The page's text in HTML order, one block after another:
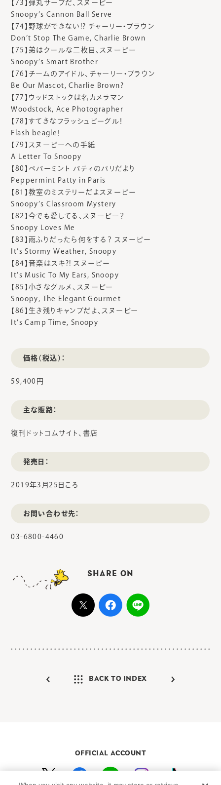
【73】弾丸サーブだ、スヌーピー
Snoopy’s Cannon Ball Serve
【74】野球ができない!? チャーリー・ブラウン
Don’t Stop The Game, Charlie Brown
【75】弟はクールな二枚目、スヌーピー
Snoopy’s Smart Brother
【76】チームのアイドル、チャーリー・ブラウン
Be Our Mascot, Charlie Brown?
【77】ウッドストックは名カメラマン
Woodstock, Ace Photographer
【78】すてきなフラッシュビーグル！
Flash beagle！
【79】スヌーピーへの手紙
A Letter To Snoopy
【80】ペパーミント パティのパリだより
Peppermint Patty in Paris
【81】教室のミステリーだよスヌーピー
Snoopy’s Classroom Mystery
【82】今でも愛してる、スヌーピー？
Snoopy Loves Me
【83】雨ふりだったら何をする？ スヌーピー
It’s Stormy Weather, Snoopy
【84】音楽はスキ?! スヌーピー
It’s Music To My Ears, Snoopy
【85】小さなグルメ、スヌーピー
Snoopy, The Elegant Gourmet
【86】生き残りキャンプだよ、スヌーピー
It’s Camp Time, Snoopy
価格（税込）：
59,400円
主な販路：
復刊ドットコムサイト、書店
発売日：
2019年3月25日ころ
お問い合わせ先：
03-6800-4460
SHARE ON
BACK TO INDEX
OFFICIAL ACCOUNT